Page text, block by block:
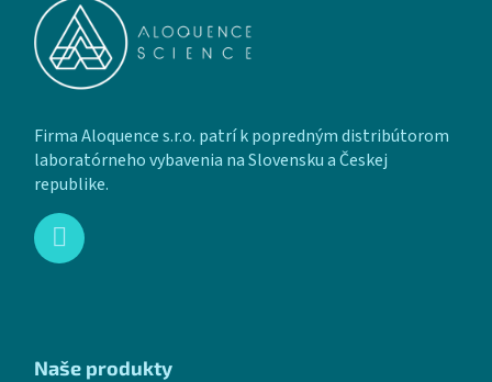
Firma Aloquence s.r.o. patrí k popredným distribútorom
laboratórneho vybavenia na Slovensku a Českej
republike.
Naše produkty